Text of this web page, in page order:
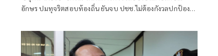
อักษร ปมทุจริตสอบท้องถิ่น ยันจบ ปชช.ไม่ต้องกังวลปกป้อง
เต้นได้ ชี้รีเซ็ต มท.จบใน ก.ย.นี้